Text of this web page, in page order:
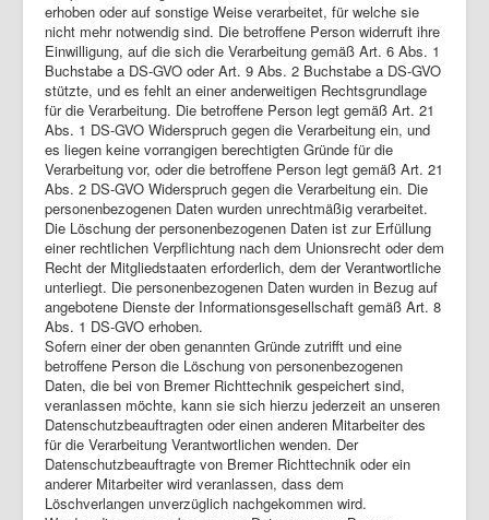
erhoben oder auf sonstige Weise verarbeitet, für welche sie
nicht mehr notwendig sind. Die betroffene Person widerruft ihre
Einwilligung, auf die sich die Verarbeitung gemäß Art. 6 Abs. 1
Buchstabe a DS-GVO oder Art. 9 Abs. 2 Buchstabe a DS-GVO
stützte, und es fehlt an einer anderweitigen Rechtsgrundlage
für die Verarbeitung. Die betroffene Person legt gemäß Art. 21
Abs. 1 DS-GVO Widerspruch gegen die Verarbeitung ein, und
es liegen keine vorrangigen berechtigten Gründe für die
Verarbeitung vor, oder die betroffene Person legt gemäß Art. 21
Abs. 2 DS-GVO Widerspruch gegen die Verarbeitung ein. Die
personenbezogenen Daten wurden unrechtmäßig verarbeitet.
Die Löschung der personenbezogenen Daten ist zur Erfüllung
einer rechtlichen Verpflichtung nach dem Unionsrecht oder dem
Recht der Mitgliedstaaten erforderlich, dem der Verantwortliche
unterliegt. Die personenbezogenen Daten wurden in Bezug auf
angebotene Dienste der Informationsgesellschaft gemäß Art. 8
Abs. 1 DS-GVO erhoben.
Sofern einer der oben genannten Gründe zutrifft und eine
betroffene Person die Löschung von personenbezogenen
Daten, die bei von Bremer Richttechnik gespeichert sind,
veranlassen möchte, kann sie sich hierzu jederzeit an unseren
Datenschutzbeauftragten oder einen anderen Mitarbeiter des
für die Verarbeitung Verantwortlichen wenden. Der
Datenschutzbeauftragte von Bremer Richttechnik oder ein
anderer Mitarbeiter wird veranlassen, dass dem
Löschverlangen unverzüglich nachgekommen wird.